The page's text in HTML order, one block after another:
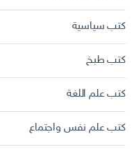
كتب سياسية
كتب طبخ
كتب علم اللغة
كتب علم نفس واجتماع